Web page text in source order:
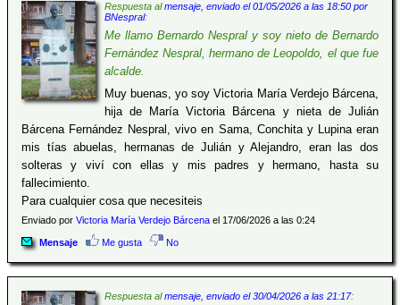
Respuesta almensaje, enviado el 01/05/2026 a las 18:50 por
BNespral:
Me llamo Bernardo Nespral y soy nieto de Bernardo
Fernández Nespral, hermano de Leopoldo, el que fue
alcalde.
Muy buenas, yo soy Victoria María Verdejo Bárcena,
hija de María Victoria Bárcena y nieta de Julián
Bárcena Fernández Nespral, vivo en Sama, Conchita y Lupina eran
mis tías abuelas, hermanas de Julián y Alejandro, eran las dos
solteras y viví con ellas y mis padres y hermano, hasta su
fallecimiento.
Para cualquier cosa que necesiteis
Enviado por Victoria María Verdejo Bárcena el 17/06/2026 a las 0:24
Mensaje Me gusta No
Respuesta almensaje, enviado el 30/04/2026 a las 21:17: